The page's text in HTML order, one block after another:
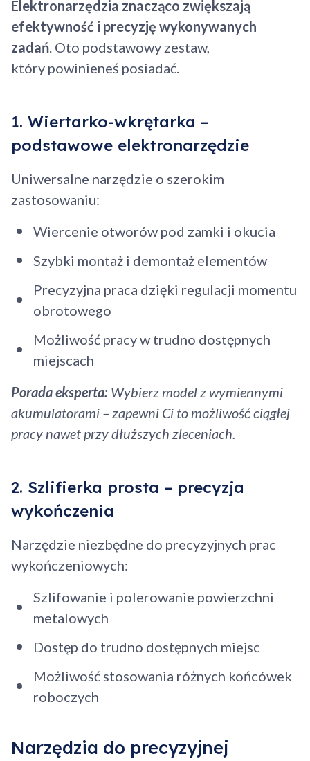
Elektronarzędzia znacząco zwiększają
efektywność i precyzję wykonywanych
zadań. Oto podstawowy zestaw,
który powinieneś posiadać.
1. Wiertarko-wkrętarka –
podstawowe elektronarzędzie
Uniwersalne narzędzie o szerokim
zastosowaniu:
Wiercenie otworów pod zamki i okucia
Szybki montaż i demontaż elementów
Precyzyjna praca dzięki regulacji momentu
obrotowego
Możliwość pracy w trudno dostępnych
miejscach
Porada eksperta: Wybierz model z wymiennymi
akumulatorami – zapewni Ci to możliwość ciągłej
pracy nawet przy dłuższych zleceniach.
2. Szlifierka prosta – precyzja
wykończenia
Narzędzie niezbędne do precyzyjnych prac
wykończeniowych:
Szlifowanie i polerowanie powierzchni
metalowych
Dostęp do trudno dostępnych miejsc
Możliwość stosowania różnych końcówek
roboczych
Narzędzia do precyzyjnej